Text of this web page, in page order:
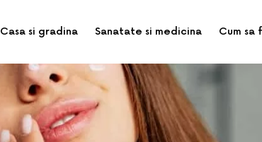
Casa si gradina Sanatate si medicina Cum sa